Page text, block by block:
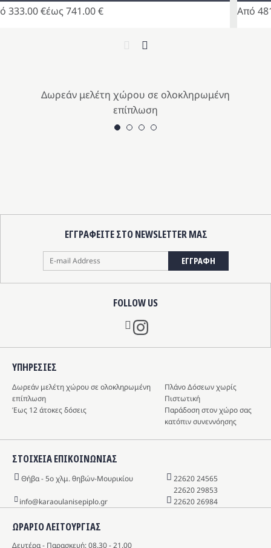
Previous
333.00€έως 741.00€ Από
Next
Δωρεάν μελέτη χώρου σε ολοκληρωμένη
επίπλωση
FOLLOW US
Instagram
ΕΓΓΡΑΦΕΙΤΕ ΣΤΟ NEWSLETTER ΜΑΣ
ΕΓΓΡΑΦΗ
ΩΡΑΡΙΟ ΛΕΙΤΟΥΡΓΙΑΣ
Δευτέρα - Παρασκευή: 08.30 - 21.00
ΥΠΗΡΕΣIΕΣ
Δωρεάν μελέτη χώρου σε ολοκληρωμένη
επίπλωση
Πλάνο Δόσεων χωρίς
Πιστωτική
Έως 12 άτοκες δόσεις
Παράδοση στον χώρο σας
κατόπιν συνεννόησης
ΣΤΟΙΧΕΙΑ ΕΠΙΚΟΙΝΩΝΙΑΣ
Θήβα - 5o χλμ. θηβών-Μουρικίου
22620 24565
22620 29853
info@karaoulanisepiplo.gr
22620 26984